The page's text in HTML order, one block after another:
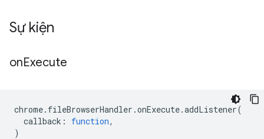
Sự kiện
onExecute
chrome. fileBrowserHandler .onExecute.addListener(
callback : function,
)